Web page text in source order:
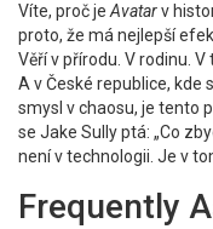
Víte, proč je Avatarv
proto, že má nejlepší
Věří v přírodu. V rodinu.
A v České republice, kde
smysl v chaosu, je tento
se Jake Sully ptá: „Co
není v technologii. Je v
Frequently